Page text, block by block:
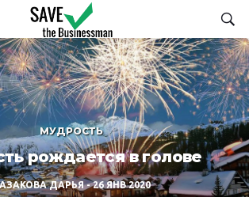
МУДРОСТЬ
рождается в голове
ДАРЬЯ 26 ЯНВ 2020